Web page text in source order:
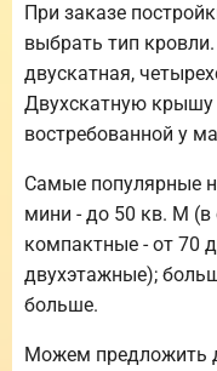
При заказе
выбрать тип
двускатная,
Двухскатную крышу
востребованной у
Самые популярные
мини - до 50 кв. М
компактные - от 70
двухэтажные);
больше.
Можем предложить